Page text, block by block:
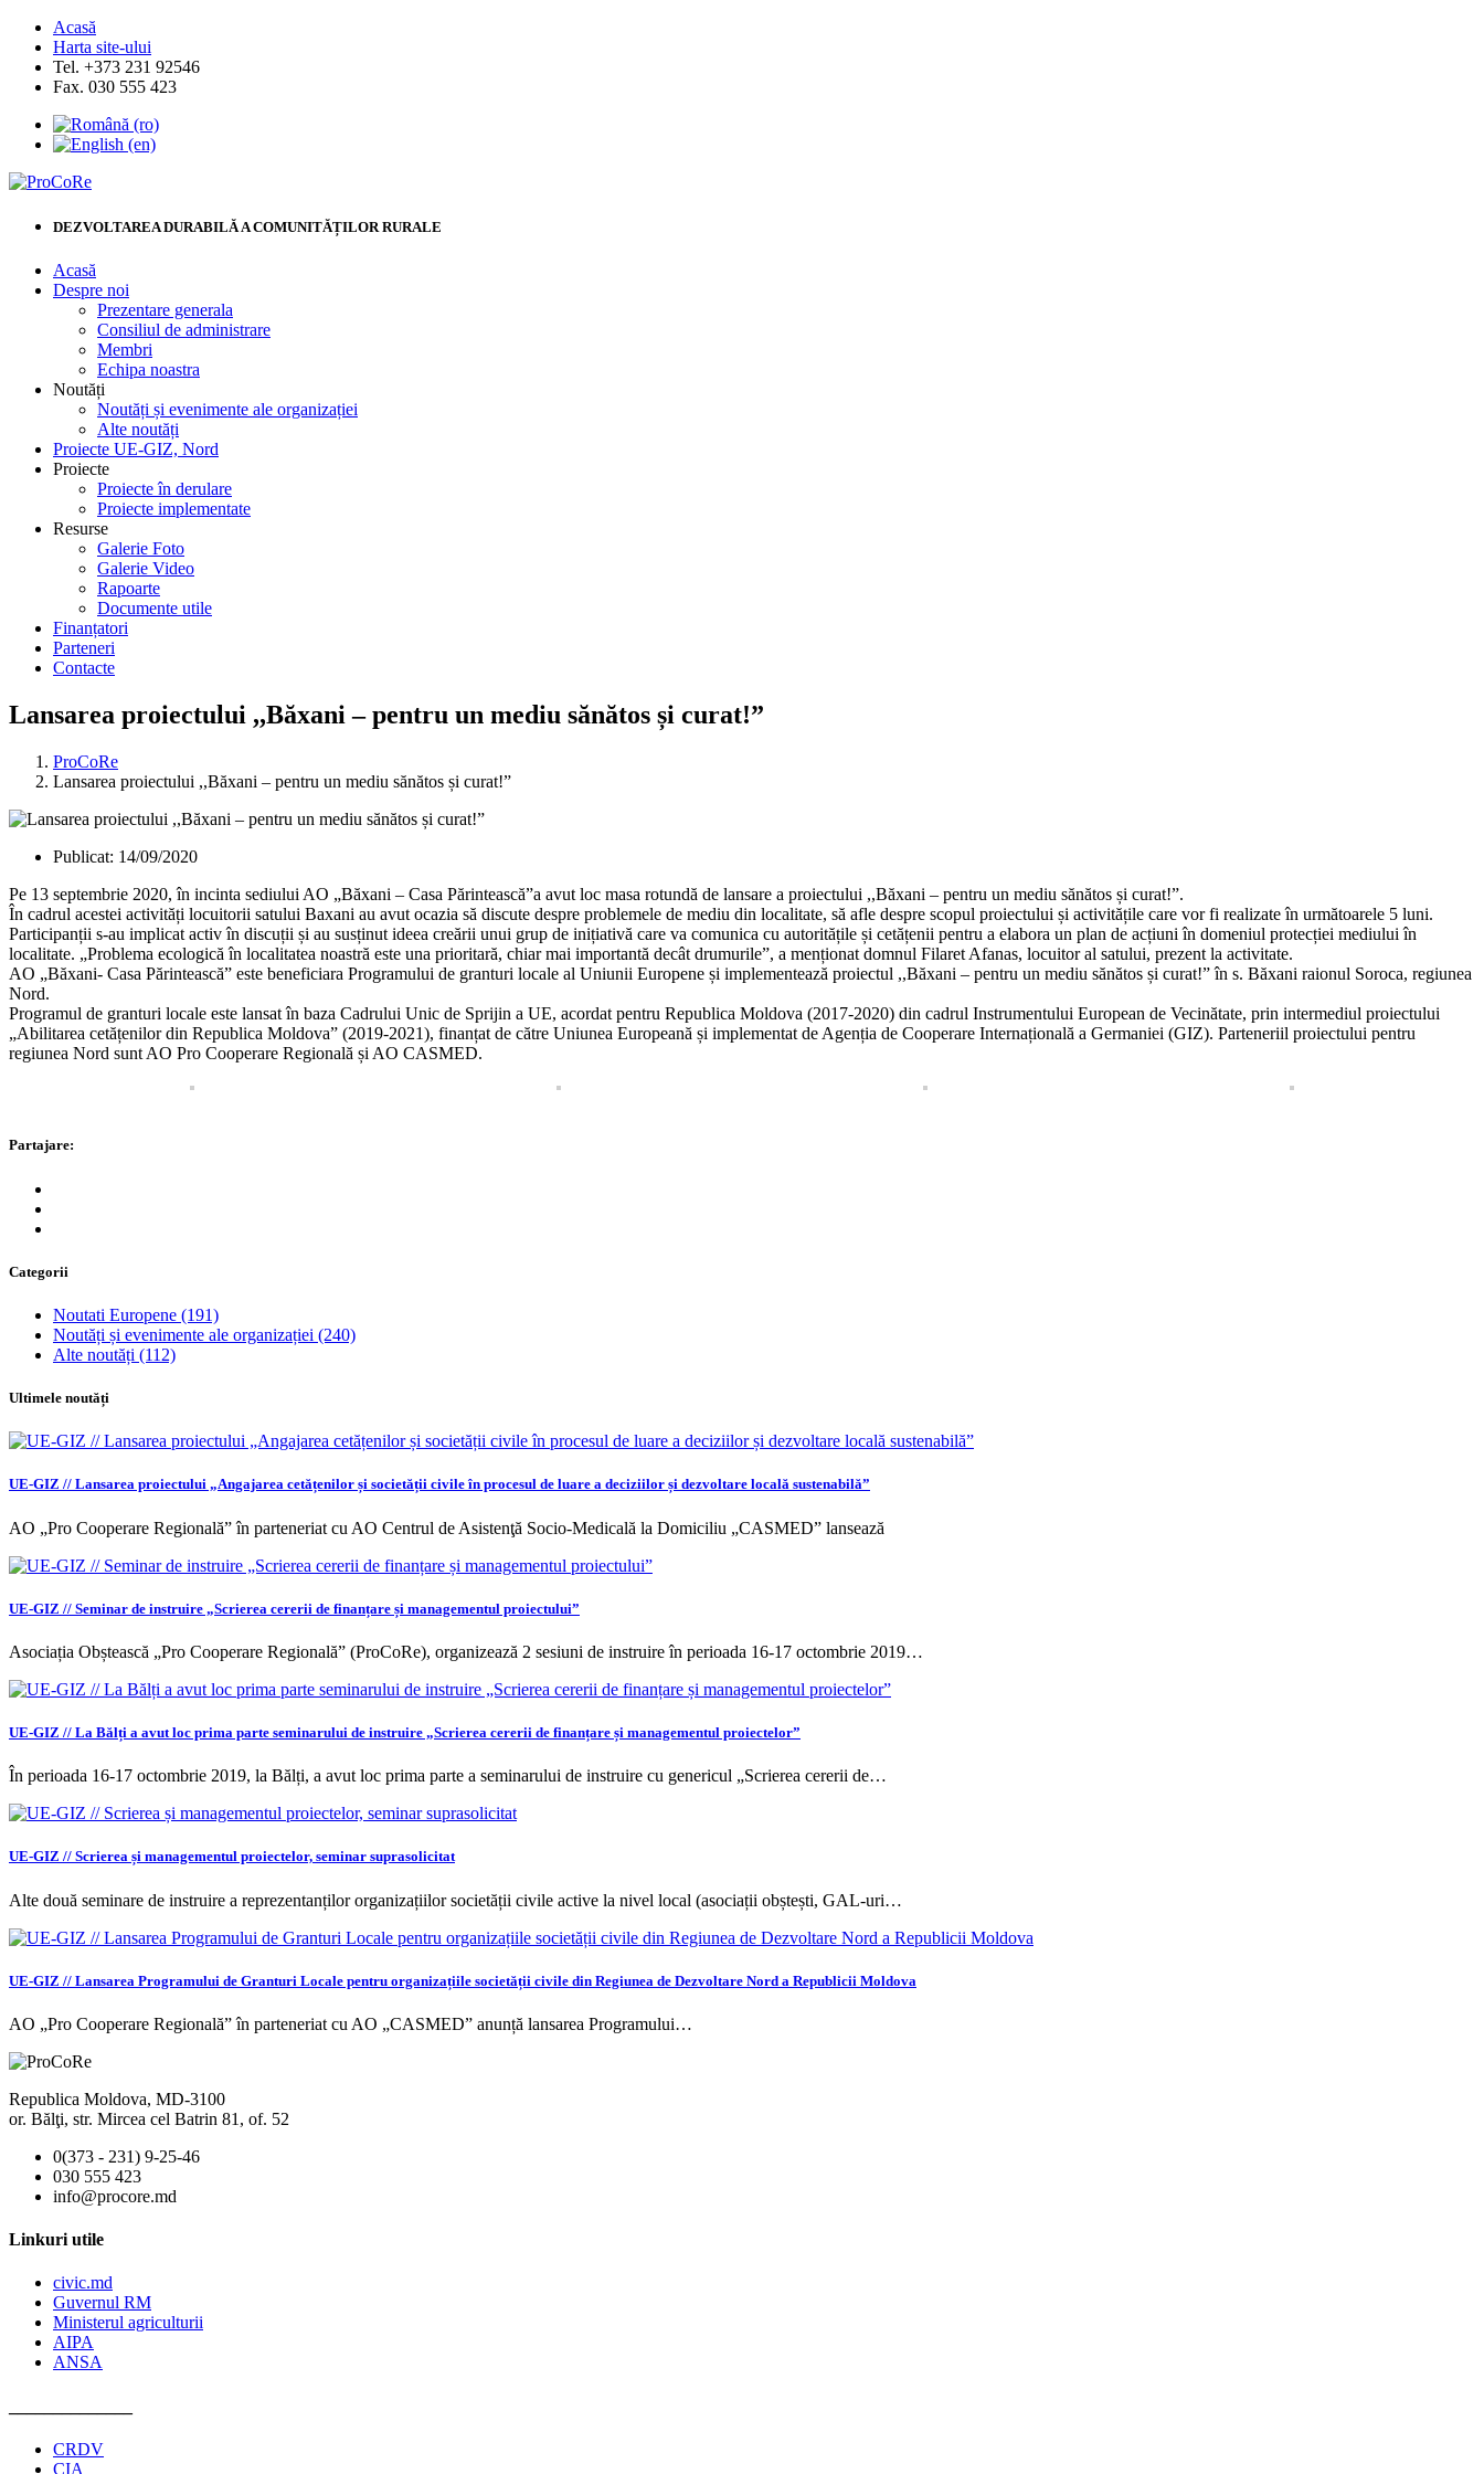
Acasă
Harta site-ului
Tel. +373 231 92546
Fax. 030 555 423
DEZVOLTAREA DURABILĂ A COMUNITĂȚILOR RURALE
Acasă
Despre noi
Prezentare generala
Consiliul de administrare
Membri
Echipa noastra
Noutăți
Noutăți și evenimente ale organizației
Alte noutăți
Proiecte UE-GIZ, Nord
Proiecte
Proiecte în derulare
Proiecte implementate
Resurse
Galerie Foto
Galerie Video
Rapoarte
Documente utile
Finanțatori
Parteneri
Contacte
Lansarea proiectului ,,Băxani – pentru un mediu sănătos și curat!”
ProCoRe
Lansarea proiectului ,,Băxani – pentru un mediu sănătos și curat!”
Publicat: 14/09/2020
Pe 13 septembrie 2020, în incinta sediului AO „Băxani – Casa Părintească”a avut loc masa rotundă de lansare a proiectului ,,Băxani – pentru un mediu sănătos și curat!”.
În cadrul acestei activități locuitorii satului Baxani au avut ocazia să discute despre problemele de mediu din localitate, să afle despre scopul proiectului și activitățile care vor fi realizate în următoarele 5 luni.
Participanții s-au implicat activ în discuții și au susținut ideea creării unui grup de inițiativă care va comunica cu autoritățile și cetățenii pentru a elabora un plan de acțiuni în domeniul protecției mediului în
localitate. „Problema ecologică în localitatea noastră este una prioritară, chiar mai importantă decât drumurile”, a menționat domnul Filaret Afanas, locuitor al satului, prezent la activitate.
AO „Băxani- Casa Părintească” este beneficiara Programului de granturi locale al Uniunii Europene și implementează proiectul ,,Băxani – pentru un mediu sănătos și curat!” în s. Băxani raionul Soroca, regiunea
Nord.
Programul de granturi locale este lansat în baza Cadrului Unic de Sprijin a UE, acordat pentru Republica Moldova (2017-2020) din cadrul Instrumentului European de Vecinătate, prin intermediul proiectului
„Abilitarea cetățenilor din Republica Moldova” (2019-2021), finanțat de către Uniunea Europeană și implementat de Agenția de Cooperare Internațională a Germaniei (GIZ). Parteneriil proiectului pentru
regiunea Nord sunt AO Pro Cooperare Regională și AO CASMED.
Partajare:
Categorii
Noutati Europene (191)
Noutăți și evenimente ale organizației (240)
Alte noutăți (112)
Ultimele noutăți
UE-GIZ // Lansarea proiectului „Angajarea cetățenilor și societății civile în procesul de luare a deciziilor și dezvoltare locală sustenabilă”
AO „Pro Cooperare Regională” în parteneriat cu AO Centrul de Asistenţă Socio-Medicală la Domiciliu „CASMED” lansează
UE-GIZ // Seminar de instruire „Scrierea cererii de finanțare și managementul proiectului”
Asociația Obștească „Pro Cooperare Regională” (ProCoRe), organizează 2 sesiuni de instruire în perioada 16-17 octombrie 2019…
UE-GIZ // La Bălți a avut loc prima parte seminarului de instruire „Scrierea cererii de finanțare și managementul proiectelor”
În perioada 16-17 octombrie 2019, la Bălți, a avut loc prima parte a seminarului de instruire cu genericul „Scrierea cererii de…
UE-GIZ // Scrierea și managementul proiectelor, seminar suprasolicitat
Alte două seminare de instruire a reprezentanților organizațiilor societății civile active la nivel local (asociații obștești, GAL-uri…
UE-GIZ // Lansarea Programului de Granturi Locale pentru organizațiile societății civile din Regiunea de Dezvoltare Nord a Republicii Moldova
AO „Pro Cooperare Regională” în parteneriat cu AO „CASMED” anunță lansarea Programului…
Republica Moldova, MD-3100
or. Bălţi, str. Mircea cel Batrin 81, of. 52
0(373 - 231) 9-25-46
030 555 423
info@procore.md
Linkuri utile
civic.md
Guvernul RM
Ministerul agriculturii
AIPA
ANSA
CRDV
CIA